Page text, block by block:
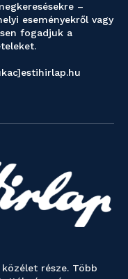
–
eseményekről vagy
fogadjuk a
része. Több